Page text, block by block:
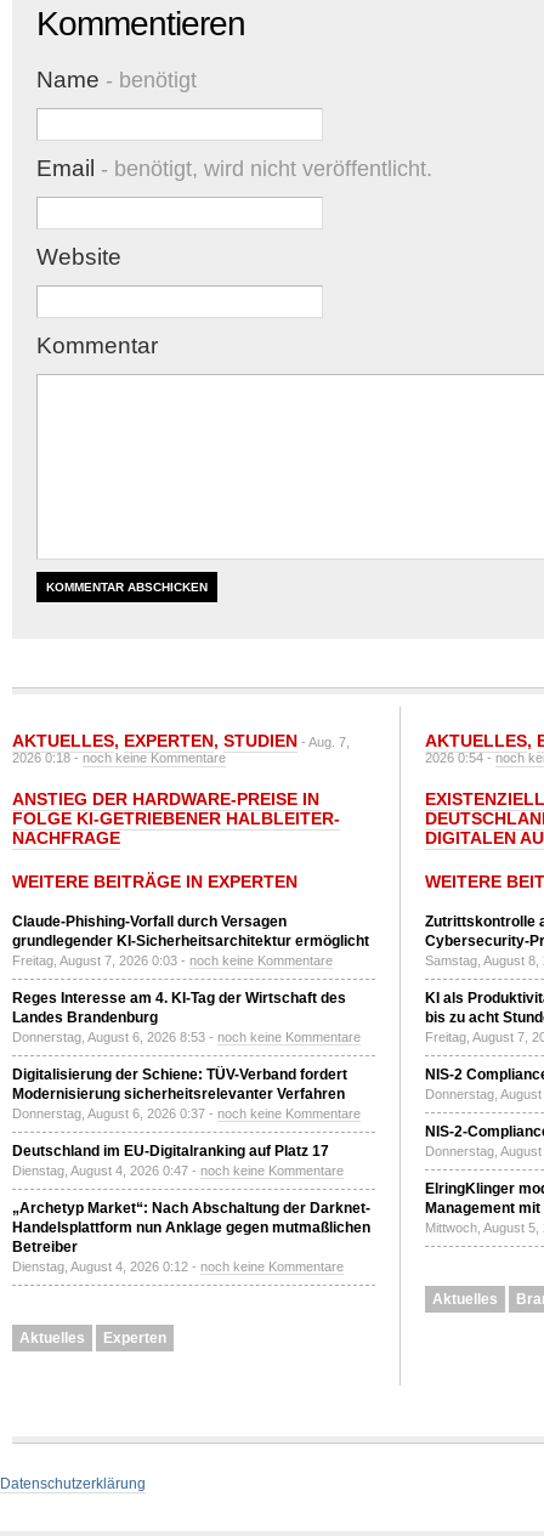
Kommentieren
Name - benötigt
Email - benötigt, wird nicht veröffentlicht.
Website
Kommentar
AKTUELLES, EXPERTEN, STUDIEN - Aug. 7,
2026 0:18 -noch keine Kommentare
ANSTIEG DER HARDWARE-PREISE IN
FOLGE KI-GETRIEBENER HALBLEITER-
NACHFRAGE
WEITERE BEITRÄGE IN EXPERTEN
Claude-Phishing-Vorfall durch Versagen
grundlegender KI-Sicherheitsarchitektur ermöglicht
Freitag, August 7, 2026 0:03 - noch keine Kommentare
Reges Interesse am 4. KI-Tag der Wirtschaft des
Landes Brandenburg
Donnerstag, August 6, 2026 8:53 - noch keine Kommentare
Digitalisierung der Schiene: TÜV-Verband fordert
Modernisierung sicherheitsrelevanter Verfahren
Donnerstag, August 6, 2026 0:37 - noch keine Kommentare
Deutschland im EU-Digitalranking auf Platz 17
Dienstag, August 4, 2026 0:47 - noch keine Kommentare
„Archetyp Market“: Nach Abschaltung der Darknet-
Handelsplattform nun Anklage gegen mutmaßlichen
Betreiber
Dienstag, August 4, 2026 0:12 - noch keine Kommentare
Aktuelles Experten
AKTUELLES,
2026 0:54 -noch
DIGITALEN
WEITERE
Zutrittskontrolle
Cybersecurity-
Samstag, August
KI als
bis zu acht
Freitag, August 7,
NIS-2
Donnerstag,
NIS-2-
Donnerstag,
ElringKlinger
Management
Mittwoch, August
Aktuelles
Datenschutzerklärung